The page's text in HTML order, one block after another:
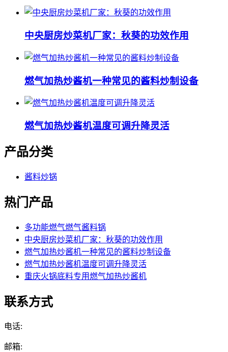
中央厨房炒菜机厂家：秋葵的功效作用
燃气加热炒酱机一种常见的酱料炒制设备
燃气加热炒酱机温度可调升降灵活
产品分类
酱料炒锅
热门产品
多功能燃气燃气酱料锅
中央厨房炒菜机厂家：秋葵的功效作用
燃气加热炒酱机一种常见的酱料炒制设备
燃气加热炒酱机温度可调升降灵活
重庆火锅底料专用燃气加热炒酱机
联系方式
电话:
邮箱: